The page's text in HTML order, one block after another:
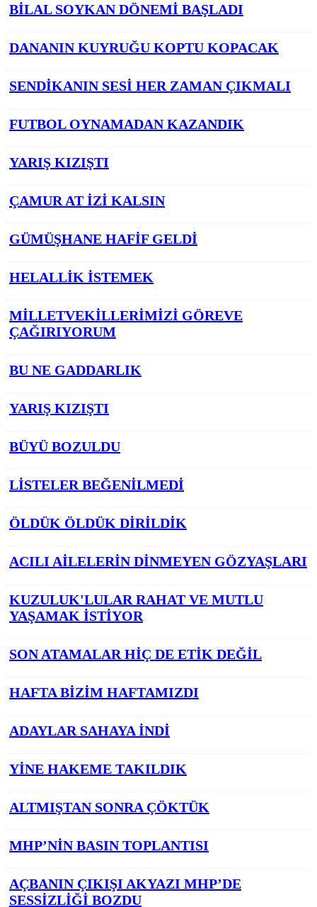
BİLAL SOYKAN DÖNEMİ BAŞLADI
DANANIN KUYRUĞU KOPTU KOPACAK
SENDİKANIN SESİ HER ZAMAN ÇIKMALI
FUTBOL OYNAMADAN KAZANDIK
YARIŞ KIZIŞTI
ÇAMUR AT İZİ KALSIN
GÜMÜŞHANE HAFİF GELDİ
HELALLİK İSTEMEK
MİLLETVEKİLLERİMİZİ GÖREVE
ÇAĞIRIYORUM
BU NE GADDARLIK
YARIŞ KIZIŞTI
BÜYÜ BOZULDU
LİSTELER BEĞENİLMEDİ
ÖLDÜK ÖLDÜK DİRİLDİK
ACILI AİLELERİN DİNMEYEN GÖZYAŞLARI
KUZULUK'LULAR RAHAT VE MUTLU
YAŞAMAK İSTİYOR
SON ATAMALAR HİÇ DE ETİK DEĞİL
HAFTA BİZİM HAFTAMIZDI
ADAYLAR SAHAYA İNDİ
YİNE HAKEME TAKILDIK
ALTMIŞTAN SONRA ÇÖKTÜK
MHP’NİN BASIN TOPLANTISI
AÇBANIN ÇIKIŞI AKYAZI MHP’DE
SESSİZLİĞİ BOZDU